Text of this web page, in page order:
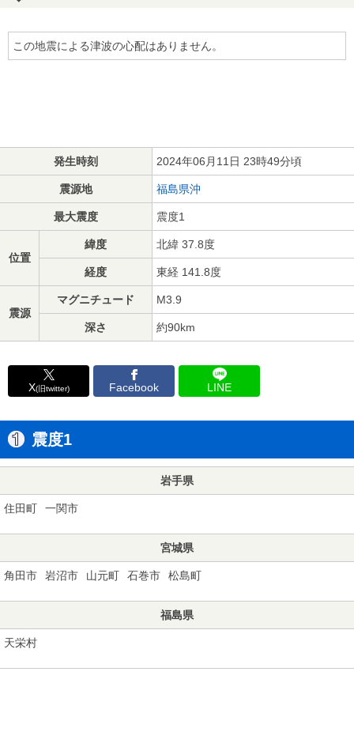
この地震による津波の心配はありません。
発生時刻 2024年06月11日 23時49分頃
震源地 福島県沖
最大震度 震度1
位置
緯度 北緯 37.8度
経度 東経 141.8度
震源
マグニチュード M3.9
深さ 約90km
X(旧twitter) Facebook LINE
震度1
岩手県
住田町 一関市
宮城県
角田市 岩沼市 山元町 石巻市 松島町
福島県
天栄村